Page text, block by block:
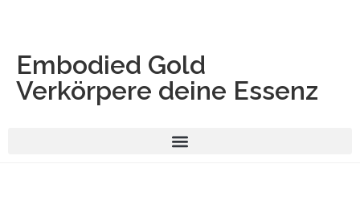
Embodied Gold
Verkörpere deine Essenz